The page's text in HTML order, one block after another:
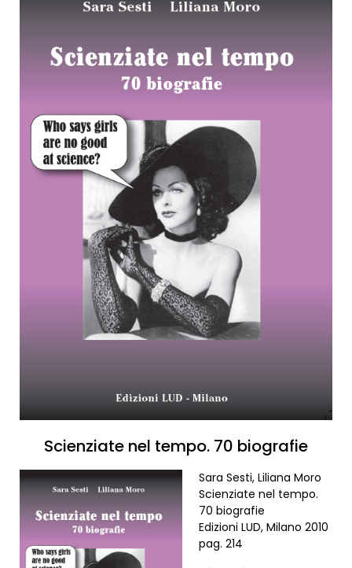
Scienziate nel tempo. 70 biografie
Sara Sesti, Liliana Moro
Scienziate nel tempo.
70 biografie
Edizioni LUD, Milano 2010
pag. 214